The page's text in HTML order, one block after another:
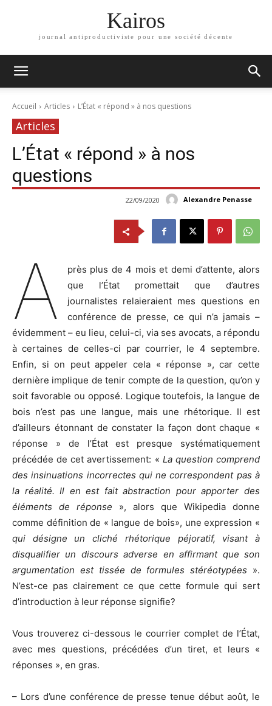
Kairos
journal antiproductiviste pour une société décente
Accueil Articles L’État « répond » à nos questions
Articles
L’État « répond » à nos
questions
Alexandre Penasse
22/09/2020
A
près plus de 4 mois et demi d’attente, alors
que l’État promettait que d’autres
journalistes relaieraient mes questions en
conférence de presse, ce qui n’a jamais –
évidemment – eu lieu, celui-ci, via ses avocats, a répondu
à certaines de celles-ci par courrier, le 4 septembre.
Enfin, si on peut appeler cela « réponse », car cette
dernière implique de tenir compte de la question, qu’on y
soit favorable ou opposé. Logique toutefois, la langue de
bois n’est pas une langue, mais une rhétorique. Il est
d’ailleurs étonnant de constater la façon dont chaque «
réponse » de l’État est presque systématiquement
précédée de cet avertissement: « La question comprend
des insinuations incorrectes qui ne correspondent pas à
la réalité. Il en est fait abstraction pour apporter des
éléments de réponse », alors que Wikipedia donne
comme définition de « langue de bois», une expression «
qui désigne un cliché rhétorique péjoratif, visant à
disqualifier un discours adverse en affirmant que son
argumentation est tissée de formules stéréotypées ».
N’est-ce pas clairement ce que cette formule qui sert
d’introduction à leur réponse signifie?
Vous trouverez ci-dessous le courrier complet de l’État,
avec mes questions, précédées d’un tiret, et leurs «
réponses », en gras.
– Lors d’une conférence de presse tenue début août, le